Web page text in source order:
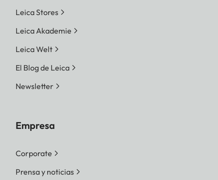
Leica Stores
Leica Akademie
Leica Welt
El Blog de Leica
Newsletter
Empresa
Corporate
Prensa y noticias